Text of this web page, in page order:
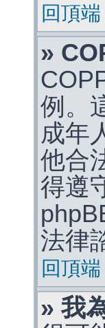
回頂端
»
例。
成年
他合
得遵
法律
回頂端
» 我